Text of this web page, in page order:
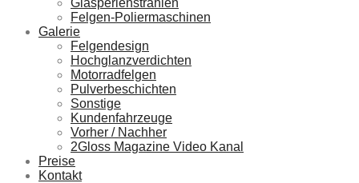
Glasperlenstrahlen
Felgen-Poliermaschinen
Galerie
Felgendesign
Hochglanzverdichten
Motorradfelgen
Pulverbeschichten
Sonstige
Kundenfahrzeuge
Vorher / Nachher
2Gloss Magazine Video Kanal
Preise
Kontakt